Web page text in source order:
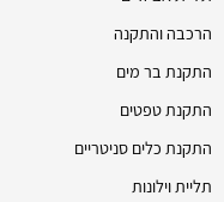
הרכבה והתקנה
התקנת בר מים
התקנת טפטים
התקנת כלים סניטריים
תליית וילונות